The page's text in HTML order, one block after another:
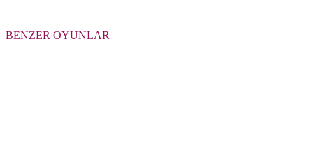
BENZER OYUNLAR